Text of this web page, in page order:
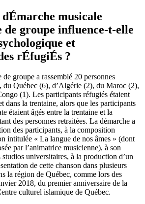
musicale
groupe influence-t-elle
et
rÉfugiÉs ?
groupe a rassemblé 20 personnes
du Québec (6), d’Algérie (2), du Maroc (2),
(1). Les participants réfugiés étaient
dans la trentaine, alors que les participants
étaient âgés entre la trentaine et la
des personnes retraitées. La démarche a
des participants, à la composition
intitulée « La langue de nos âmes » (dont
par l’animatrice musicienne), à son
studios universitaires, à la production d’un
de cette chanson dans plusieurs
la région de Québec, comme lors des
2018, du premier anniversaire de la
culturel islamique de Québec.